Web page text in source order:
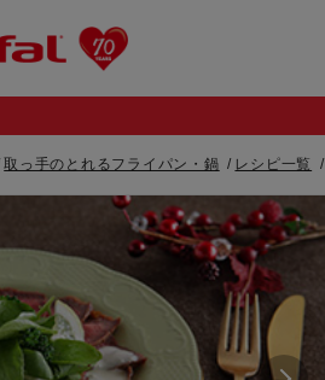
取っ手のとれるフライパン・鍋 レシピ一覧